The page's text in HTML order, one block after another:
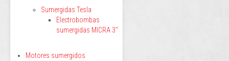
Sumergidas Tesla
Electrobombas
sumergidas MICRA 3"
Motores sumergidos